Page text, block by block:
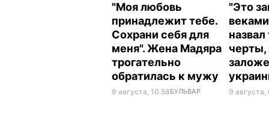
"Моя любовь
принадлежит тебе.
Сохрани себя для
меня". Жена Мадяра
трогательно
обратилась к мужу
9 августа, 10.58БУЛЬВАР
"Это
черты,
9 августа,